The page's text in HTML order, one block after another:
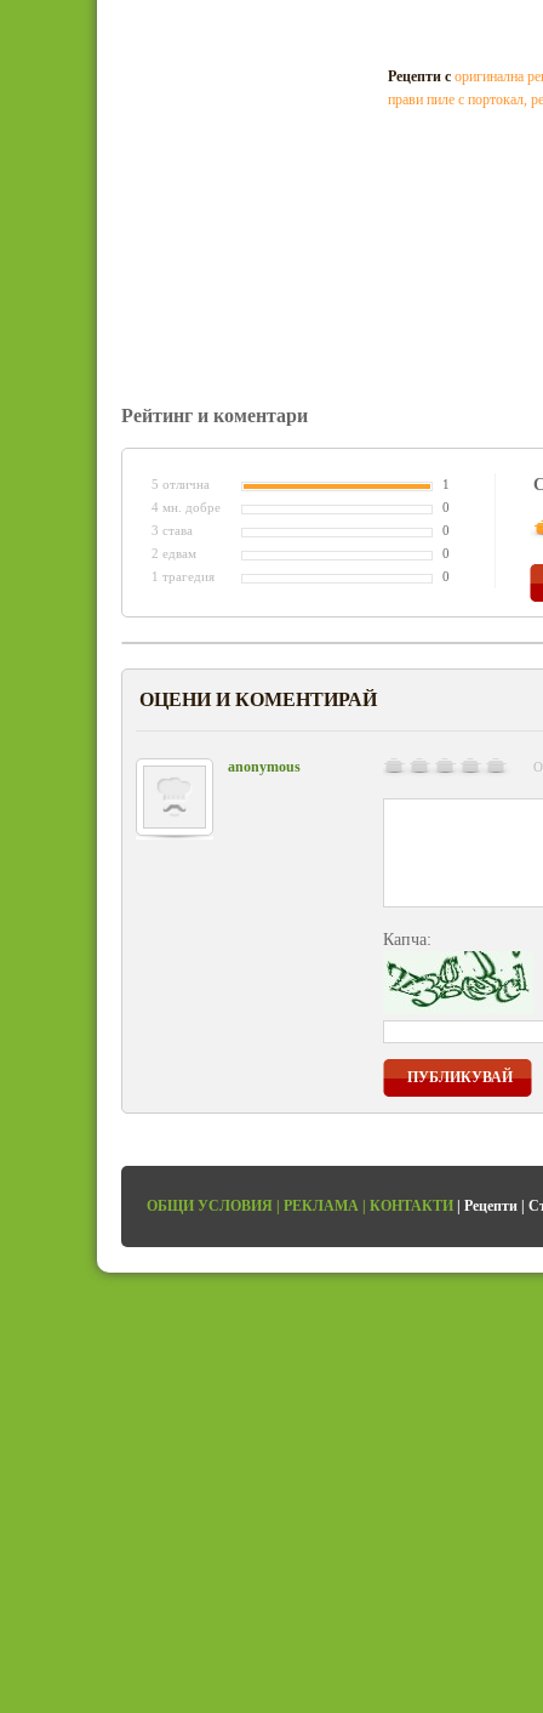
Рецепти с оригинална
прави пиле с портокал,
Рейтинг и коментари
5 отлична
1
4 мн. добре
0
3 става
0
2 едвам
0
1 трагедия
0
ОЦЕНИ И КОМЕНТИРАЙ
anonymous
Капча:
ПУБЛИКУВАЙ
ОБЩИ УСЛОВИЯ | РЕКЛАМА | КОНТАКТИ | Рецепти |